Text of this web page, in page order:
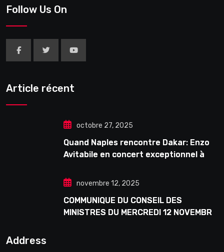
Follow Us On
Article récent
octobre 27, 2025
Quand Naples rencontre Dakar: Enzo
Avitabile en concert exceptionnel à
novembre 12, 2025
COMMUNIQUE DU CONSEIL DES
MINISTRES DU MERCREDI 12 NOVEMBRE
Address